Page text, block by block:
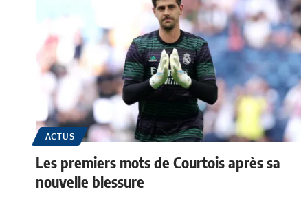
ACTUS
Les premiers mots de Courtois après sa
nouvelle blessure